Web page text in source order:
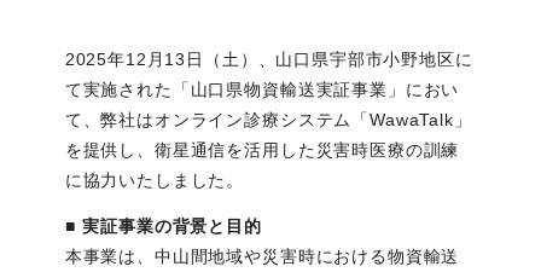
2025年12月13日（土）、山口県宇部市小野地区に
て実施された「山口県物資輸送実証事業」におい
て、弊社はオンライン診療システム「WawaTalk」
を提供し、衛星通信を活用した災害時医療の訓練
に協力いたしました。
■ 実証事業の背景と目的
本事業は、中山間地域や災害時における物資輸送